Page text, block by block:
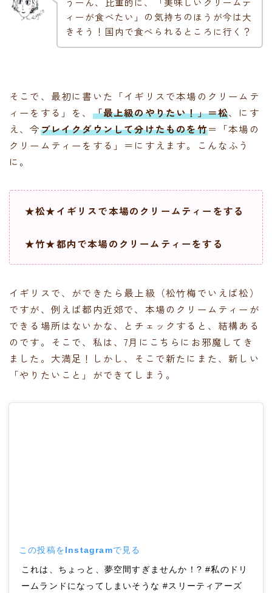
ィーが食べたい」の気持ちのほうが今は大
きそう！国内で食べられるところに行く？
そこで、最初に書いた「イギリスで本場のクリームテ
ィーをする」を、 「最上級のやりたい！」＝松、にす
え、今ブレイクダウンして分けたものを竹＝「本場の
クリームティーをする」＝にすえます。こんなふう
に。
★松★イギリスで本場のクリームティーをする
★竹★都内で本場のクリームティーをする
イギリスで、ができたら最上級（松竹梅でいえば松）
ですが、例えば都内近郊で、本場のクリームティーが
できる場所はないかな、とチェックすると、結構ある
のです。そこで、私は、7月にこちらにお邪魔してき
ました。大満足！しかし、そこで新たにまた、新しい
「やりたいこと」ができてしまう。
この投稿をInstagramで見る
これは、ちょっと、夢空間すぎませんか！? #私のドリ
ームランドになってしまいそうな #スリーティアーズ